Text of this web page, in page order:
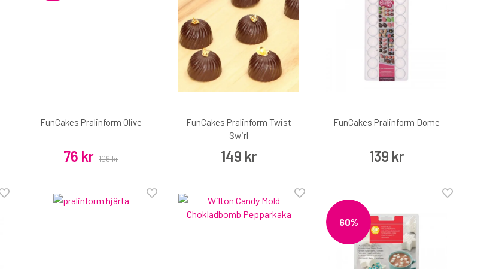
FunCakes Pralinform Olive
76 kr 109 kr
FunCakes Pralinform Twist
Swirl
149 kr
FunCakes Pralinform Dome
139 kr
60%